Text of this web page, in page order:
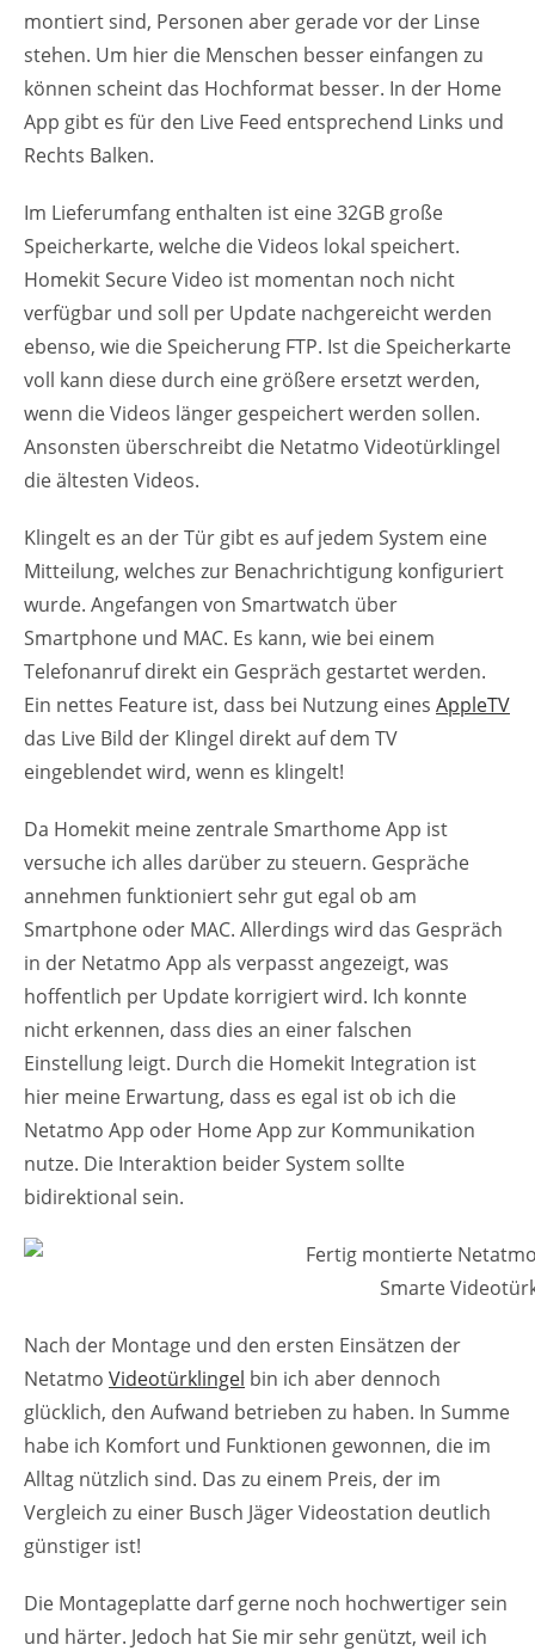
montiert sind, Personen aber gerade vor der Linse
stehen. Um hier die Menschen besser einfangen zu
können scheint das Hochformat besser. In der Home
App gibt es für den Live Feed entsprechend Links und
Rechts Balken.
Im Lieferumfang enthalten ist eine 32GB große
Speicherkarte, welche die Videos lokal speichert.
Homekit Secure Video ist momentan noch nicht
verfügbar und soll per Update nachgereicht werden
ebenso, wie die Speicherung FTP. Ist die Speicherkarte
voll kann diese durch eine größere ersetzt werden,
wenn die Videos länger gespeichert werden sollen.
Ansonsten überschreibt die Netatmo Videotürklingel
die ältesten Videos.
Klingelt es an der Tür gibt es auf jedem System eine
Mitteilung, welches zur Benachrichtigung konfiguriert
wurde. Angefangen von Smartwatch über
Smartphone und MAC. Es kann, wie bei einem
Telefonanruf direkt ein Gespräch gestartet werden.
Ein nettes Feature ist, dass bei Nutzung eines AppleTV
das Live Bild der Klingel direkt auf dem TV
eingeblendet wird, wenn es klingelt!
Da Homekit meine zentrale Smarthome App ist
versuche ich alles darüber zu steuern. Gespräche
annehmen funktioniert sehr gut egal ob am
Smartphone oder MAC. Allerdings wird das Gespräch
in der Netatmo App als verpasst angezeigt, was
hoffentlich per Update korrigiert wird. Ich konnte
nicht erkennen, dass dies an einer falschen
Einstellung leigt. Durch die Homekit Integration ist
hier meine Erwartung, dass es egal ist ob ich die
Netatmo App oder Home App zur Kommunikation
nutze. Die Interaktion beider System sollte
bidirektional sein.
Smarte
Nach der Montage und den ersten Einsätzen der
Netatmo Videotürklingel bin ich aber dennoch
glücklich, den Aufwand betrieben zu haben. In Summe
habe ich Komfort und Funktionen gewonnen, die im
Alltag nützlich sind. Das zu einem Preis, der im
Vergleich zu einer Busch Jäger Videostation deutlich
günstiger ist!
Die Montageplatte darf gerne noch hochwertiger sein
und härter. Jedoch hat Sie mir sehr genützt, weil ich